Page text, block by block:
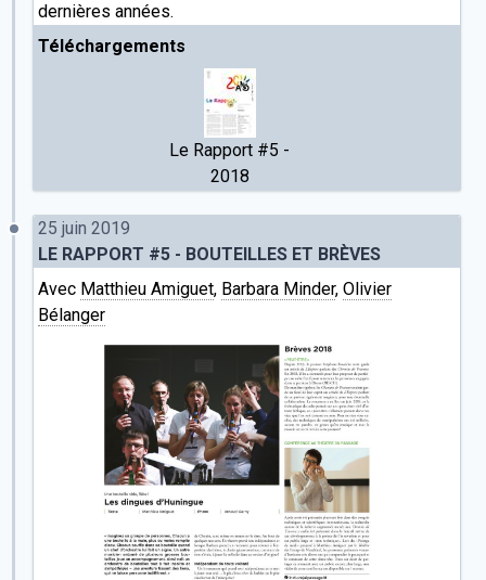
dernières années.
Téléchargements
Le Rapport #5 -
2018
25 juin 2019
LE RAPPORT #5 - BOUTEILLES ET BRÈVES
Avec Matthieu Amiguet, Barbara Minder, Olivier
Bélanger